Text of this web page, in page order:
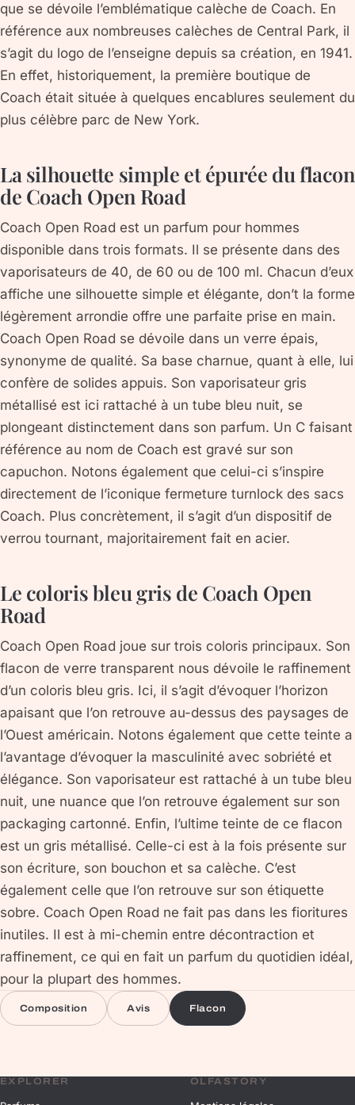
que se dévoile l’emblématique calèche de Coach. En
référence aux nombreuses calèches de Central Park, il
s’agit du logo de l’enseigne depuis sa création, en 1941.
En effet, historiquement, la première boutique de
Coach était située à quelques encablures seulement du
plus célèbre parc de New York.
La silhouette simple et épurée du flacon
de Coach Open Road
Coach Open Road est un parfum pour hommes
disponible dans trois formats. Il se présente dans des
vaporisateurs de 40, de 60 ou de 100 ml. Chacun d’eux
affiche une silhouette simple et élégante, don’t la forme
légèrement arrondie offre une parfaite prise en main.
Coach Open Road se dévoile dans un verre épais,
synonyme de qualité. Sa base charnue, quant à elle, lui
confère de solides appuis. Son vaporisateur gris
métallisé est ici rattaché à un tube bleu nuit, se
plongeant distinctement dans son parfum. Un C faisant
référence au nom de Coach est gravé sur son
capuchon. Notons également que celui-ci s’inspire
directement de l’iconique fermeture turnlock des sacs
Coach. Plus concrètement, il s’agit d’un dispositif de
verrou tournant, majoritairement fait en acier.
Le coloris bleu gris de Coach Open
Road
Coach Open Road joue sur trois coloris principaux. Son
flacon de verre transparent nous dévoile le raffinement
d’un coloris bleu gris. Ici, il s’agit d’évoquer l’horizon
apaisant que l’on retrouve au-dessus des paysages de
l’Ouest américain. Notons également que cette teinte a
l’avantage d’évoquer la masculinité avec sobriété et
élégance. Son vaporisateur est rattaché à un tube bleu
nuit, une nuance que l’on retrouve également sur son
packaging cartonné. Enfin, l’ultime teinte de ce flacon
est un gris métallisé. Celle-ci est à la fois présente sur
son écriture, son bouchon et sa calèche. C’est
également celle que l’on retrouve sur son étiquette
sobre. Coach Open Road ne fait pas dans les fioritures
inutiles. Il est à mi-chemin entre décontraction et
raffinement, ce qui en fait un parfum du quotidien idéal,
pour la plupart des hommes.
Composition Avis Flacon
EXPLORER OLFASTORY